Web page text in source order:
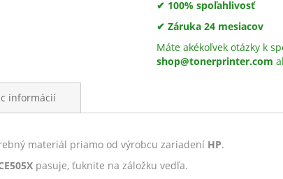
✔ 100% spoľahlivosť
✔ Záruka 24 mesiacov
Máte akékoľvek otázky k
shop@tonerprinter.com
materiál priamo od výrobcu zariadení HP.
pasuje, ťuknite na záložku vedľa.
informácií